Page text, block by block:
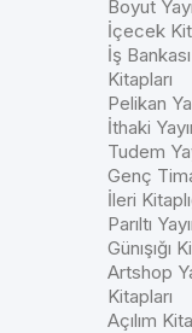
Boyut
İçecek
İş
Kitapları
Pelikan
İthaki
Tudem
Genç
İleri
Parıltı
Günışığı
Artshop
Kitapları
Açılım